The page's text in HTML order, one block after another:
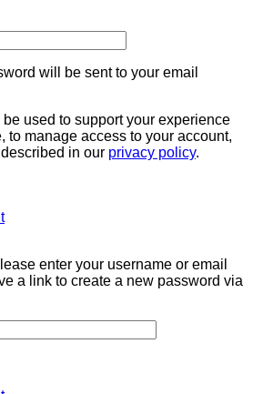
will be sent to your email
used to support your experience
to manage access to your account,
in our privacy policy.
enter your username or email
a link to create a new password via